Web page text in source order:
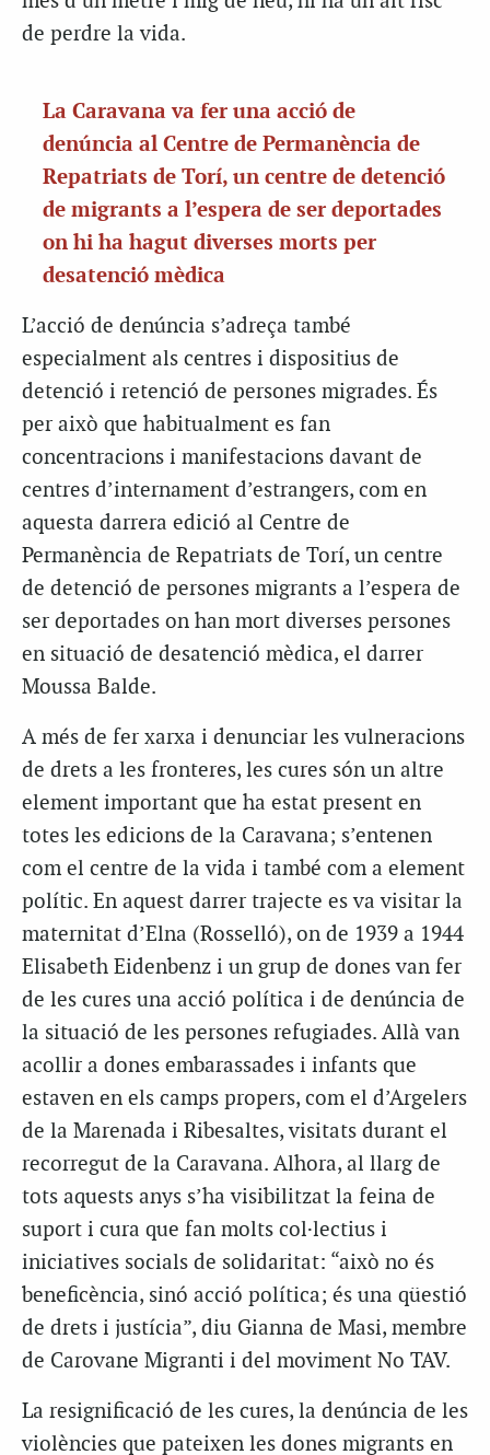
de perdre la vida.
La Caravana va fer una acció de
denúncia al Centre de Permanència de
Repatriats de Torí, un centre de detenció
de migrants a l’espera de ser deportades
on hi ha hagut diverses morts per
desatenció mèdica
L’acció de denúncia s’adreça també
especialment als centres i dispositius de
detenció i retenció de persones migrades. És
per això que habitualment es fan
concentracions i manifestacions davant de
centres d’internament d’estrangers, com en
aquesta darrera edició al Centre de
Permanència de Repatriats de Torí, un centre
de detenció de persones migrants a l’espera de
ser deportades on han mort diverses persones
en situació de desatenció mèdica, el darrer
Moussa Balde.
A més de fer xarxa i denunciar les vulneracions
de drets a les fronteres, les cures són un altre
element important que ha estat present en
totes les edicions de la Caravana; s’entenen
com el centre de la vida i també com a element
polític. En aquest darrer trajecte es va visitar la
maternitat d’Elna (Rosselló), on de 1939 a 1944
Elisabeth Eidenbenz i un grup de dones van fer
de les cures una acció política i de denúncia de
la situació de les persones refugiades. Allà van
acollir a dones embarassades i infants que
estaven en els camps propers, com el d’Argelers
de la Marenada i Ribesaltes, visitats durant el
recorregut de la Caravana. Alhora, al llarg de
tots aquests anys s’ha visibilitzat la feina de
suport i cura que fan molts col·lectius i
iniciatives socials de solidaritat: “això no és
beneficència, sinó acció política; és una qüestió
de drets i justícia”, diu Gianna de Masi, membre
de Carovane Migranti i del moviment No TAV.
La resignificació de les cures, la denúncia de les
violències que pateixen les dones migrants en